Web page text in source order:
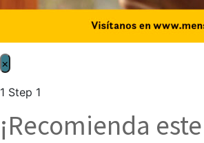
×
1 Step 1
¡Recomienda